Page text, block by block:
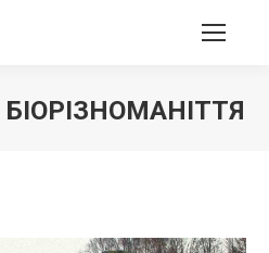
БІОРІЗНОМАНІТТЯ